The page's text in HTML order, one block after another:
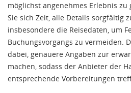
möglichst angenehmes Erlebnis
Sie sich Zeit, alle Details sorgfältig
insbesondere die Reisedaten, um
Buchungsvorgangs zu vermeiden.
dabei, genauere Angaben zur
machen, sodass der Anbieter der
entsprechende Vorbereitungen